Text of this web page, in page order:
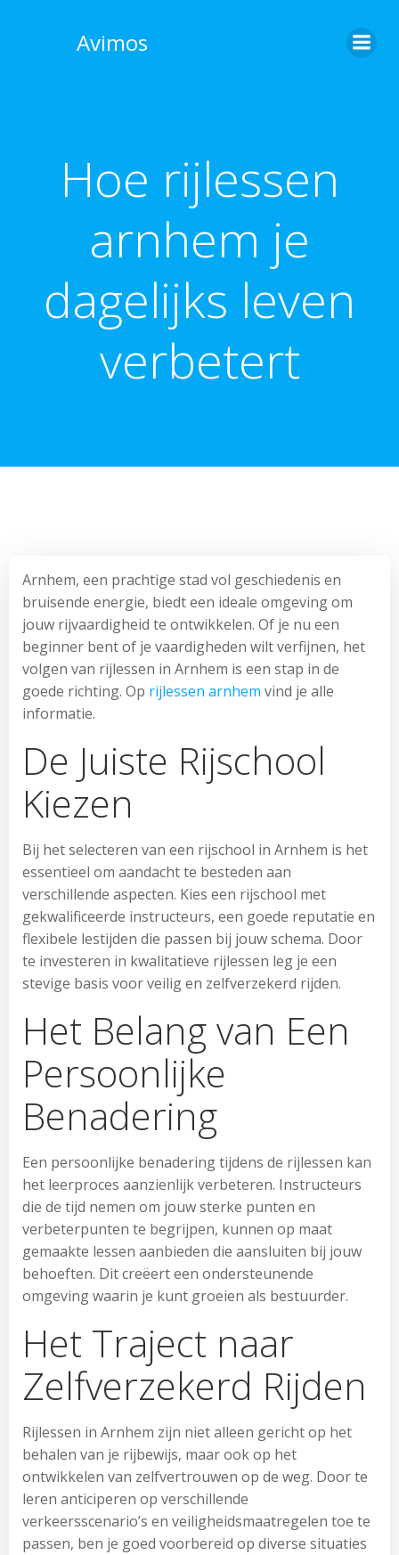
Avimos
Hoe rijlessen
arnhem je
dagelijks leven
verbetert
Arnhem, een prachtige stad vol geschiedenis en
bruisende energie, biedt een ideale omgeving om
jouw rijvaardigheid te ontwikkelen. Of je nu een
beginner bent of je vaardigheden wilt verfijnen, het
volgen van rijlessen in Arnhem is een stap in de
goede richting. Op rijlessen arnhem vind je alle
informatie.
De Juiste Rijschool
Kiezen
Bij het selecteren van een rijschool in Arnhem is het
essentieel om aandacht te besteden aan
verschillende aspecten. Kies een rijschool met
gekwalificeerde instructeurs, een goede reputatie en
flexibele lestijden die passen bij jouw schema. Door
te investeren in kwalitatieve rijlessen leg je een
stevige basis voor veilig en zelfverzekerd rijden.
Het Belang van Een
Persoonlijke
Benadering
Een persoonlijke benadering tijdens de rijlessen kan
het leerproces aanzienlijk verbeteren. Instructeurs
die de tijd nemen om jouw sterke punten en
verbeterpunten te begrijpen, kunnen op maat
gemaakte lessen aanbieden die aansluiten bij jouw
behoeften. Dit creëert een ondersteunende
omgeving waarin je kunt groeien als bestuurder.
Het Traject naar
Zelfverzekerd Rijden
Rijlessen in Arnhem zijn niet alleen gericht op het
behalen van je rijbewijs, maar ook op het
ontwikkelen van zelfvertrouwen op de weg. Door te
leren anticiperen op verschillende
verkeersscenario’s en veiligheidsmaatregelen toe te
passen, ben je goed voorbereid op diverse situaties